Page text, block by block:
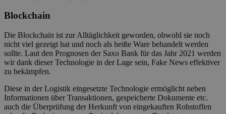
Blockchain
Die Blockchain ist zur Alltäglichkeit geworden, obwohl sie noch
nicht viel gezeigt hat und noch als heiße Ware behandelt werden
sollte. Laut den Prognosen der Saxo Bank für das Jahr 2021 werden
wir dank dieser Technologie in der Lage sein, Fake News effektiver
zu bekämpfen.
Diese in der Logistik eingesetzte Technologie ermöglicht neben
Informationen über Transaktionen, gespeicherte Dokumente etc.
auch die Überprüfung der Herkunft von eingekauften Rohstoffen